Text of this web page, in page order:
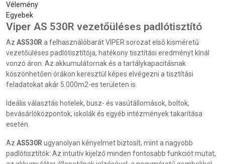
Vélemény
Egyebek
Viper AS 530R vezetőüléses padlótisztító
Az AS530R a felhasználóbarát VIPER sorozat első kisméretű
vezetőüléses padlótisztítója, hatékony tisztítási eredményt kínál
vonzó áron. Az akkumulátornak és a tartálykapacitásnak
köszönhetően órákon keresztül képes elvégezni a tisztítási
feladatokat akár 5.000m2-es területen is.
Ideális választás hotelek, busz- és vasútállomások, boltok,
bevásárlóközpontok, iskolák és egyéb intézmények takarítása
esetén.
Az AS530R ugyanolyan kényelmet biztosít, mint a nagyobb
padlótisztítók: Az intuitív kijelző minden fontosabb funkciót mutat,